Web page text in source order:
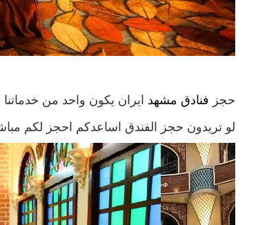
حجز فنادق مشهد ايران يكون واحد من
لو تريدون حجز الفندق اساعدكم احجز لكم